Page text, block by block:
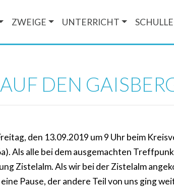
ZWEIGE UNTERRICHT
DEN
den 13.09.2019 um 9 Uhr beim
Als alle bei dem ausgemachten
Zistelalm. Als wir bei der Zistelalm
Pause, der andere Teil von uns ging